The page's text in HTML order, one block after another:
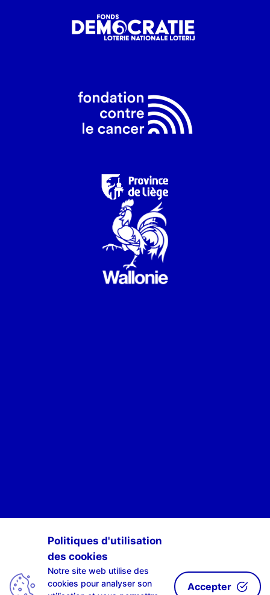
POUR ÊTRE INFORMÉ·E·S DES ACTIVITÉS DE SCAN-R
S'INSCRIRE À NOTRE NEWSLETTE-R
Politiques d'utilisation
des cookies
Notre site web utilise des
cookies pour analyser son
Accepter